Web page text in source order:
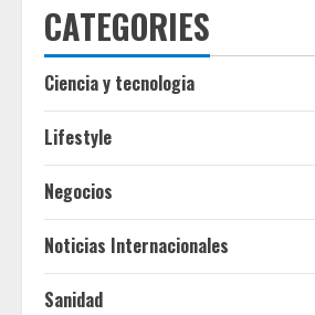
CATEGORIES
Ciencia y tecnologia
Lifestyle
Negocios
Noticias Internacionales
Sanidad